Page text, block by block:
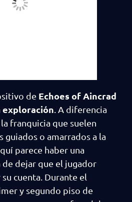
de Echoes of Aincrad
exploración . A diferencia
franquicia que suelen
guiados o amarrados a la
parece haber una
de dejar que el jugador
cuenta. Durante el
y segundo piso de